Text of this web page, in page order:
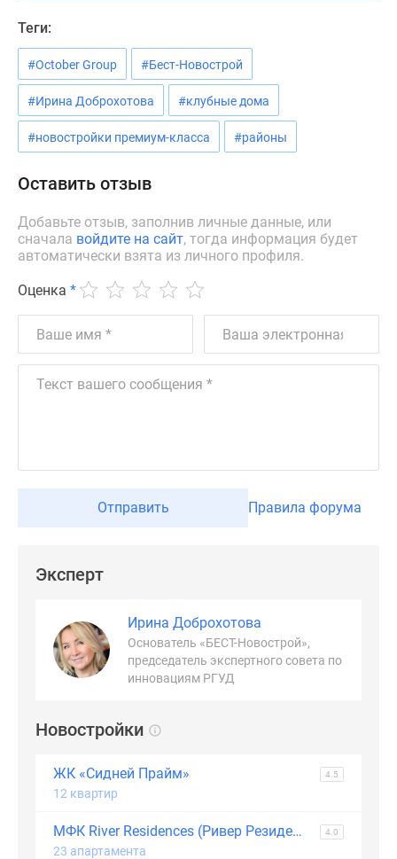
Теги:
#October Group #Бест-Новострой
#Ирина Доброхотова #клубные дома
#новостройки премиум-класса #районы
Оставить отзыв
Добавьте отзыв, заполнив личные данные, или
сначала войдите на сайт, тогда информация будет
автоматически взята из личного профиля.
Оценка *
Отправить Правила форума
Эксперт
Ирина Доброхотова
Основатель «БЕСТ-Новострой»,
председатель экспертного совета по
инновациям РГУД
Новостройки
ЖК «Сидней Прайм» 4.5
12 квартир
МФК River Residences (Ривер Резиденс) 4.0
23 апартамента